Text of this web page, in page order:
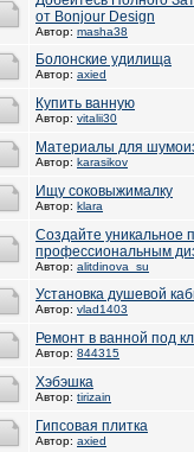
от Bonjour Design
Автор: masha38
Болонские удилища
Автор: axied
Купить ванную
Автор: vitalii30
Материалы для
Автор: karasikov
Ищу соковыжималку
Автор: klara
Создайте уникальное
профессиональным
Автор: alitdinova_su
Установка душевой
Автор: vlad1403
Ремонт в ванной под
Автор: 844315
Хэбэшка
Автор: tirizain
Гипсовая плитка
Автор: axied